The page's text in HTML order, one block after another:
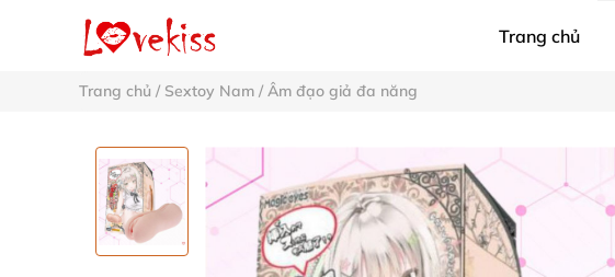
Trang chủ
Trang chủ / Sextoy Nam / Âm đạo giả đa năng